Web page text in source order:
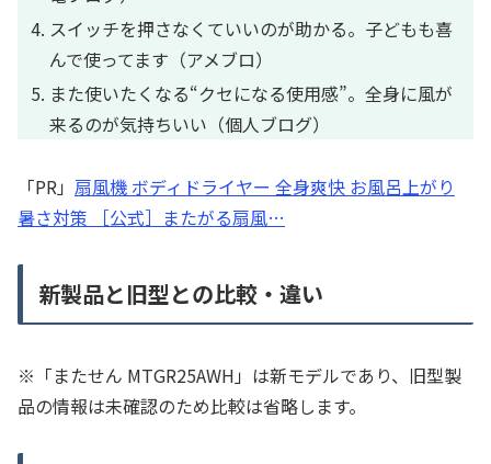
スイッチを押さなくていいのが助かる。子どもも喜
んで使ってます（アメブロ）
また使いたくなる“クセになる使用感”。全身に風が
来るのが気持ちいい（個人ブログ）
「PR」 扇風機 ボディドライヤー 全身爽快 お風呂上がり
暑さ対策 ［公式］またがる扇風…
新製品と旧型との比較・違い
※「またせん MTGR25AWH」は新モデルであり、旧型製
品の情報は未確認のため比較は省略します。